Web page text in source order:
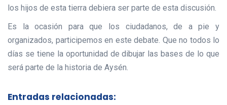
los hijos de esta tierra debiera ser parte de esta discusión.
Es la ocasión para que los ciudadanos, de a pie y
organizados, participemos en este debate. Que no todos lo
días se tiene la oportunidad de dibujar las bases de lo que
será parte de la historia de Aysén.
Entradas relacionadas: